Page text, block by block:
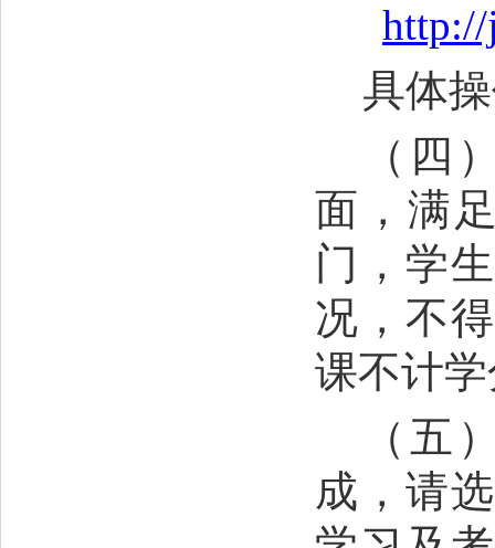
具体
（四
面，满
门，学
况，不
课不计
（五
成，请